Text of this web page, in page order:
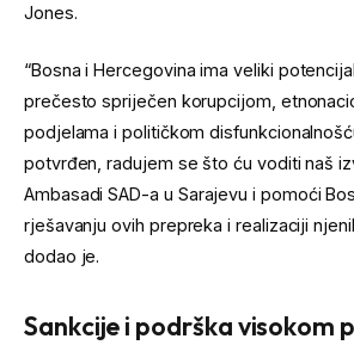
Jones.
“Bosna i Hercegovina ima veliki
prečesto spriječen korupcijom,
podjelama i političkom
potvrđen, radujem se što ću voditi naš
Ambasadi SAD-a u Sarajevu i pomoći
rješavanju ovih prepreka i realizaciji
dodao je.
Sankcije i podrška visokom